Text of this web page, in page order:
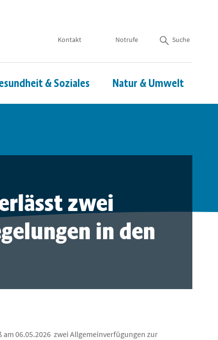
Kontakt Notrufe Suche
& Soziales Natur & Umwelt
zwei
in den
06.05.2026 zwei Allgemeinverfügungen zur